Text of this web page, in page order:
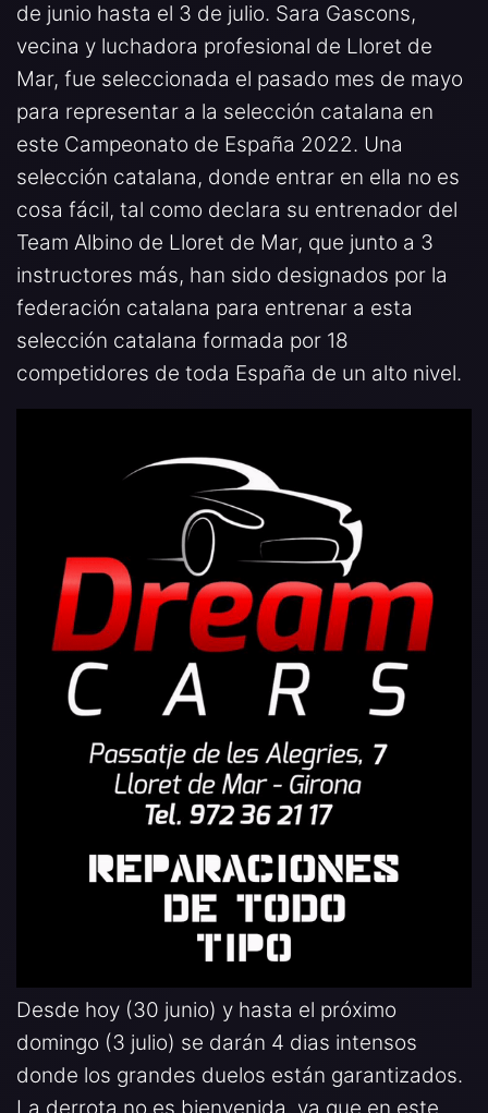
de junio hasta el 3 de julio. Sara Gascons,
vecina y luchadora profesional de Lloret de
Mar, fue seleccionada el pasado mes de mayo
para representar a la selección catalana en
este Campeonato de España 2022. Una
selección catalana, donde entrar en ella no es
cosa fácil, tal como declara su entrenador del
Team Albino de Lloret de Mar, que junto a 3
instructores más, han sido designados por la
federación catalana para entrenar a esta
selección catalana formada por 18
competidores de toda España de un alto nivel.
Desde hoy (30 junio) y hasta el próximo
domingo (3 julio) se darán 4 dias intensos
donde los grandes duelos están garantizados.
La derrota no es bienvenida, ya que en este